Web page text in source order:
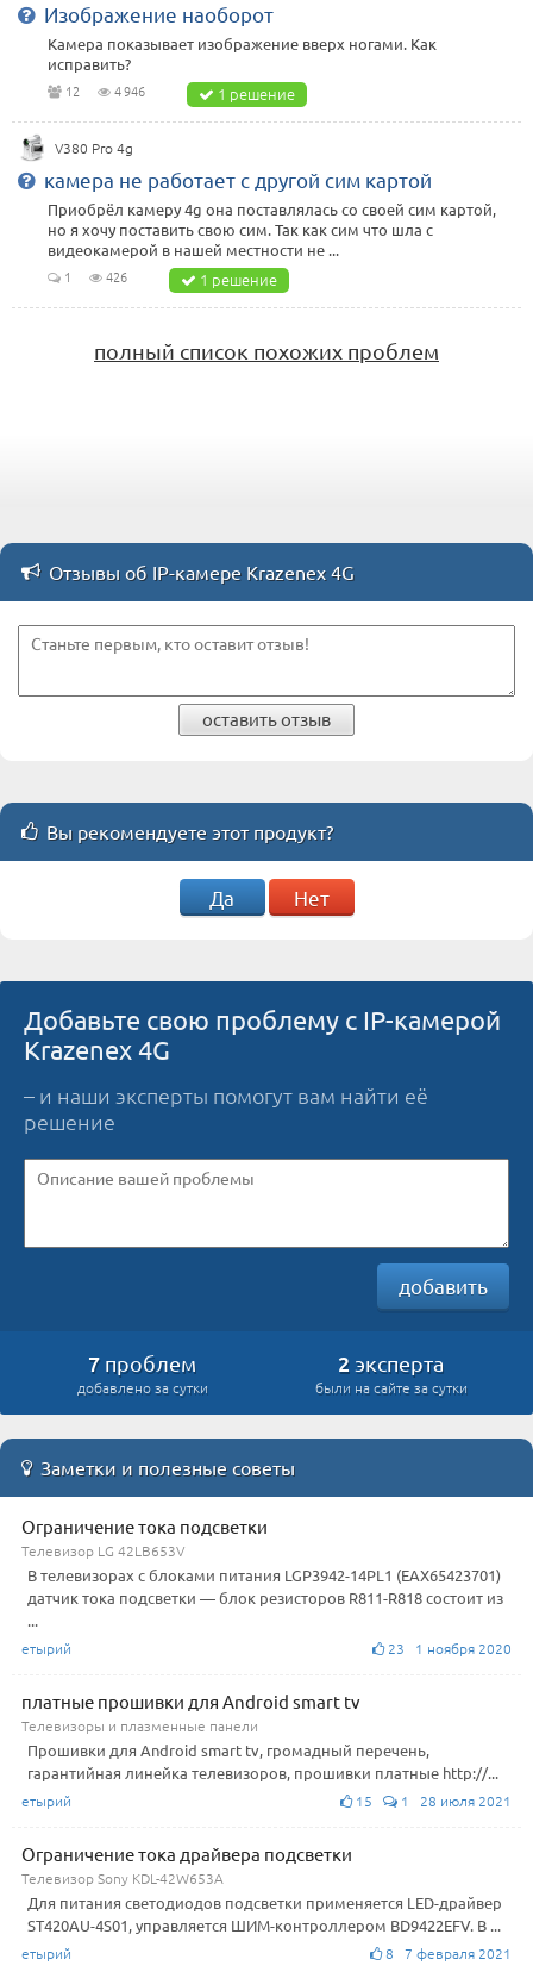
Изображение наоборот
Камера показывает изображение вверх ногами. Как
исправить?
12 4 946 1 решение
V380 Pro 4g
камера не работает с другой сим картой
Приобрёл камеру 4g она поставлялась со своей сим картой,
но я хочу поставить свою сим. Так как сим что шла с
видеокамерой в нашей местности не ...
1 426 1 решение
полный список похожих проблем
Отзывы об IP-камере Krazenex 4G
оставить отзыв
Вы рекомендуете этот продукт?
Да Нет
Добавьте свою проблему с IP-камерой
Krazenex 4G
– и наши эксперты помогут вам найти её
решение
добавить
7 проблем
добавлено за сутки
2 эксперта
были на сайте за сутки
Заметки и полезные советы
Ограничение тока подсветки
Телевизор LG 42LB653V
В телевизорах с блоками питания LGP3942-14PL1 (EAX65423701)
датчик тока подсветки — блок резисторов R811-R818 состоит из
...
етырий 23 1 ноября 2020
платные прошивки для Android smart tv
Телевизоры и плазменные панели
Прошивки для Android smart tv, громадный перечень,
гарантийная линейка телевизоров, прошивки платные http://...
етырий 15 1 28 июля 2021
Ограничение тока драйвера подсветки
Телевизор Sony KDL-42W653A
Для питания светодиодов подсветки применяется LED-драйвер
ST420AU-4S01, управляется ШИМ-контроллером BD9422EFV. В ...
етырий 8 7 февраля 2021